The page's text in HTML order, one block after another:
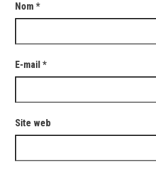
Nom *
E-mail *
Site web